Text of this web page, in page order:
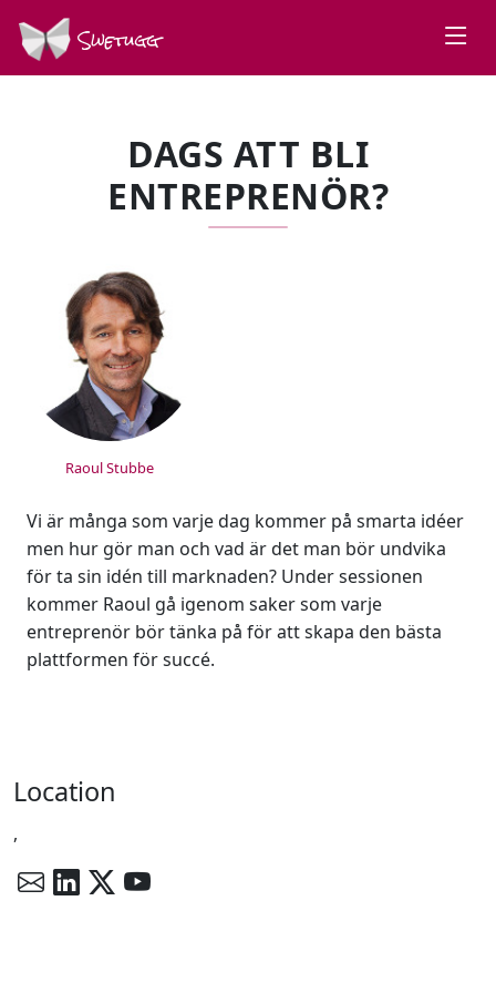
Swetugg
DAGS ATT BLI
ENTREPRENÖR?
SPEAKERS
Raoul Stubbe
Vi är många som varje dag kommer på smarta idéer
men hur gör man och vad är det man bör undvika
för ta sin idén till marknaden? Under sessionen
kommer Raoul gå igenom saker som varje
entreprenör bör tänka på för att skapa den bästa
plattformen för succé.
Location
,